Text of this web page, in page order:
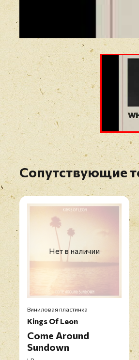
Сопутствующие
Нет в наличии
Виниловая пластинка
Kings Of Leon
Come Around
Sundown